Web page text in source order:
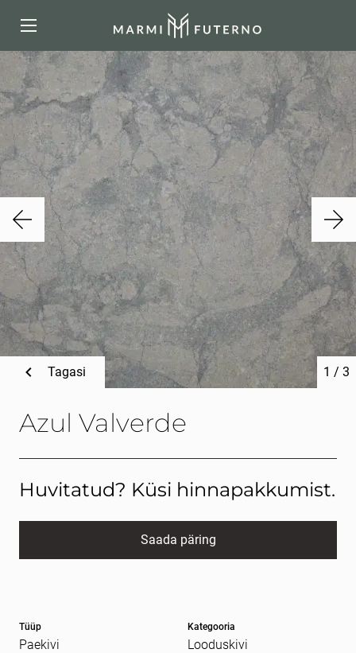
Azul Valverde
1 / 3
Tagasi
Tüüp
Paekivi
Kategooria
Looduskivi
Huvitatud? Küsi hinnapakkumist.
Saada päring
E-post